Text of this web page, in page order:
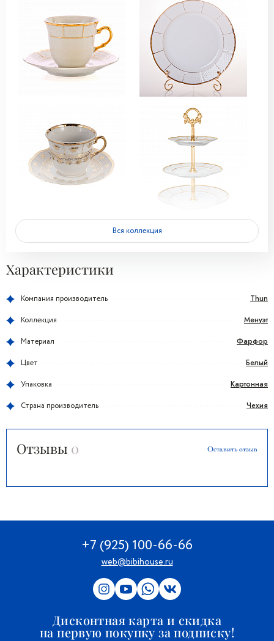
Вся коллекция
Характеристики
Компания производитель Thun
Коллекция Менуэт
Материал Фарфор
Цвет Белый
Упаковка Картонная
Страна производитель Чехия
Отзывы 0 Оставить отзыв
+7 (925) 100-66-66
web@bibihouse.ru
Дисконтная карта и скидка
на первую покупку за подписку!